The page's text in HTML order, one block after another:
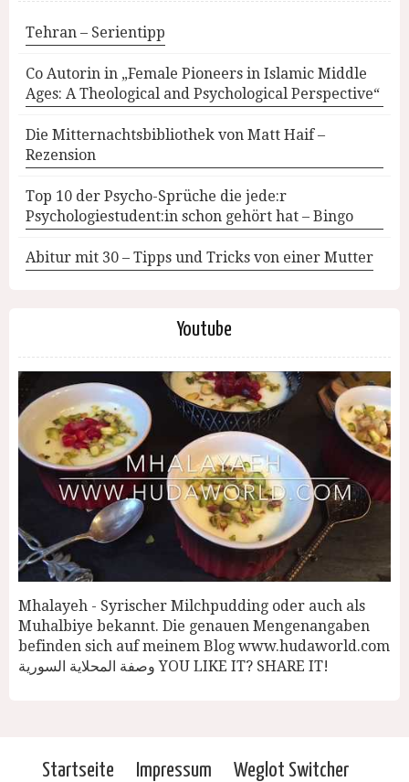
Tehran – Serientipp
Co Autorin in „Female Pioneers in Islamic Middle
Ages: A Theological and Psychological Perspective“
Die Mitternachtsbibliothek von Matt Haif –
Rezension
Top 10 der Psycho-Sprüche die jede:r
Psychologiestudent:in schon gehört hat – Bingo
Abitur mit 30 – Tipps und Tricks von einer Mutter
Youtube
Mhalayeh - Syrischer Milchpudding oder auch als
Muhalbiye bekannt. Die genauen Mengenangaben
befinden sich auf meinem Blog www.hudaworld.com
وصفة المحلاية السورية YOU LIKE IT? SHARE IT!
Startseite Impressum Weglot Switcher